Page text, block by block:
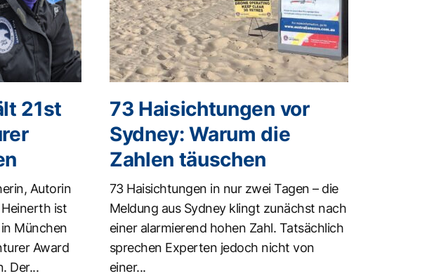
21st
Autorin
ist
München
Award
Der...
73 Haisichtungen vor
Sydney: Warum die
Zahlen täuschen
73 Haisichtungen in nur zwei Tagen – die
Meldung aus Sydney klingt zunächst nach
einer alarmierend hohen Zahl. Tatsächlich
sprechen Experten jedoch nicht von
einer...